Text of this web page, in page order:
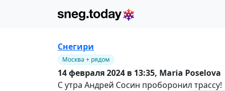
Снегири
Москва + рядом
14 февраля 2024 в 13:35, Maria Poselova
С утра Андрей Сосин проборонил трассу!